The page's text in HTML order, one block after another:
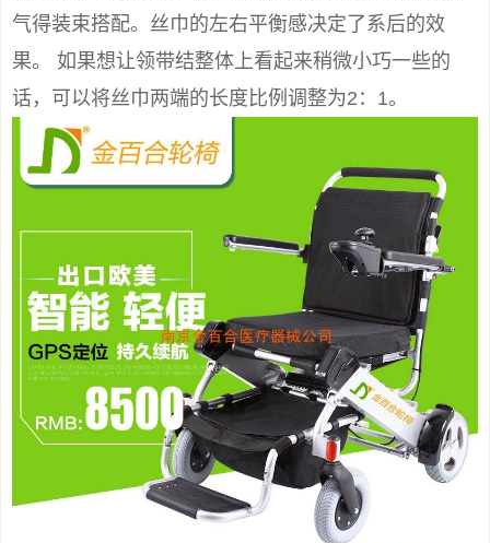
气得装束搭配。丝巾的左右平衡感决定了系后的效
果。 如果想让领带结整体上看起来稍微小巧一些的
话，可以将丝巾两端的长度比例调整为2：1。